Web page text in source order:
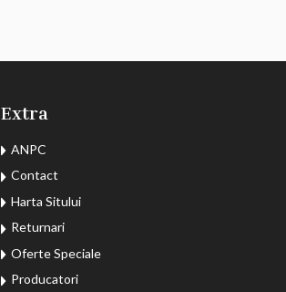
Extra
ANPC
Contact
Harta Sitului
Returnari
Oferte Speciale
Producatori